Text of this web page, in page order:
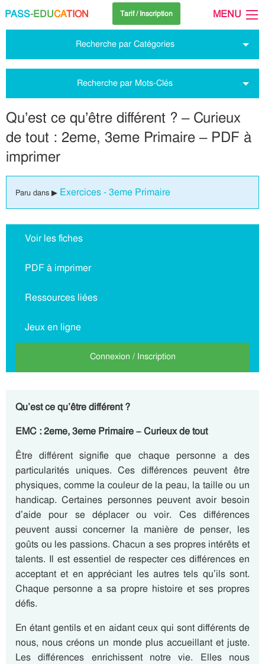
PASS-EDUCATION Tarif / Inscription MENU
Recherche par Catégories
Recherche par Mots-Clés
Qu’est ce qu’être différent ? – Curieux
de tout : 2eme, 3eme Primaire – PDF à
imprimer
Paru dans ▶ Exercices - 3eme Primaire
Voir les fiches
PDF à imprimer
Ressources liées
Jeux en ligne
Connexion / Inscription
Qu’est ce qu’être différent ?
EMC : 2eme, 3eme Primaire – Curieux de tout
Être différent signifie que chaque personne a des
particularités uniques. Ces différences peuvent être
physiques, comme la couleur de la peau, la taille ou un
handicap. Certaines personnes peuvent avoir besoin
d’aide pour se déplacer ou voir. Ces différences
peuvent aussi concerner la manière de penser, les
goûts ou les passions. Chacun a ses propres intérêts et
talents. Il est essentiel de respecter ces différences en
acceptant et en appréciant les autres tels qu’ils sont.
Chaque personne a sa propre histoire et ses propres
défis.
En étant gentils et en aidant ceux qui sont différents de
nous, nous créons un monde plus accueillant et juste.
Les différences enrichissent notre vie. Elles nous